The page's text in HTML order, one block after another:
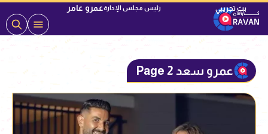
رئيس مجلس الإدارةعمرو عامر
عمرو سعد Page 2